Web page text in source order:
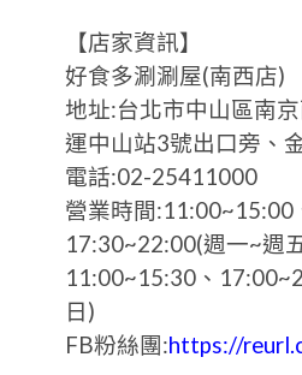
【店家資訊】
好食多涮涮屋(南西店)
地址:台北市中山區南
運中山站3號出口旁、
電話:02-25411000
營業時間:11:00~15:00
17:30~22:00(週一~週
11:00~15:30、
日)
FB粉絲團:https://